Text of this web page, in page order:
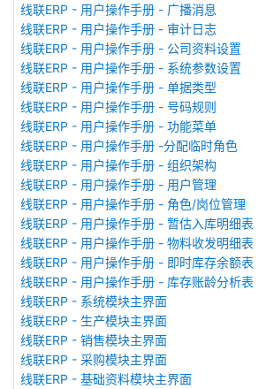
线联ERP - 用户操作手册 - 广播消息
线联ERP - 用户操作手册 - 审计日志
线联ERP - 用户操作手册 - 公司资料设置
线联ERP - 用户操作手册 - 系统参数设置
线联ERP - 用户操作手册 - 单据类型
线联ERP - 用户操作手册 - 号码规则
线联ERP - 用户操作手册 - 功能菜单
线联ERP - 用户操作手册 -分配临时角色
线联ERP - 用户操作手册 - 组织架构
线联ERP - 用户操作手册 - 用户管理
线联ERP - 用户操作手册 - 角色/岗位管理
线联ERP - 用户操作手册 - 暂估入库明细表
线联ERP - 用户操作手册 - 物料收发明细表
线联ERP - 用户操作手册 - 即时库存余额表
线联ERP - 用户操作手册 - 库存账龄分析表
线联ERP - 系统模块主界面
线联ERP - 生产模块主界面
线联ERP - 销售模块主界面
线联ERP - 采购模块主界面
线联ERP - 基础资料模块主界面